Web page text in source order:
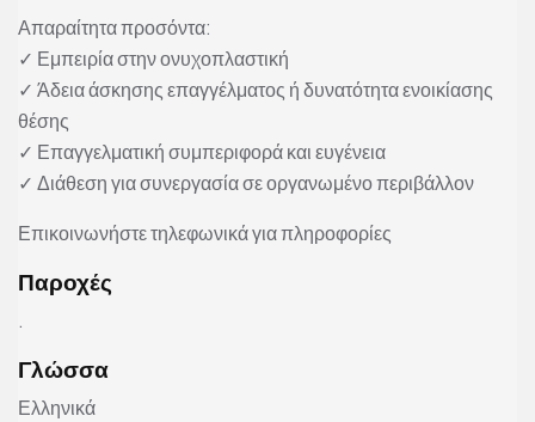
Απαραίτητα προσόντα:
✓ Εμπειρία στην ονυχοπλαστική
✓ Άδεια άσκησης επαγγέλματος ή δυνατότητα ενοικίασης
θέσης
✓ Επαγγελματική συμπεριφορά και ευγένεια
✓ Διάθεση για συνεργασία σε οργανωμένο περιβάλλον
Επικοινωνήστε τηλεφωνικά για πληροφορίες
Παροχές
.
Γλώσσα
Ελληνικά